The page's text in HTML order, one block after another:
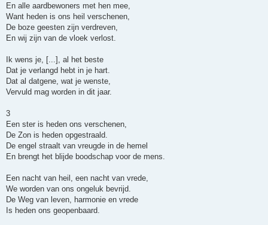
En alle aardbewoners met hen mee,
Want heden is ons heil verschenen,
De boze geesten zijn verdreven,
En wij zijn van de vloek verlost.
Ik wens je, [...], al het beste
Dat je verlangd hebt in je hart.
Dat al datgene, wat je wenste,
Vervuld mag worden in dit jaar.
3
Een ster is heden ons verschenen,
De Zon is heden opgestraald.
De engel straalt van vreugde in de hemel
En brengt het blijde boodschap voor de mens.
Een nacht van heil, een nacht van vrede,
We worden van ons ongeluk bevrijd.
De Weg van leven, harmonie en vrede
Is heden ons geopenbaard.